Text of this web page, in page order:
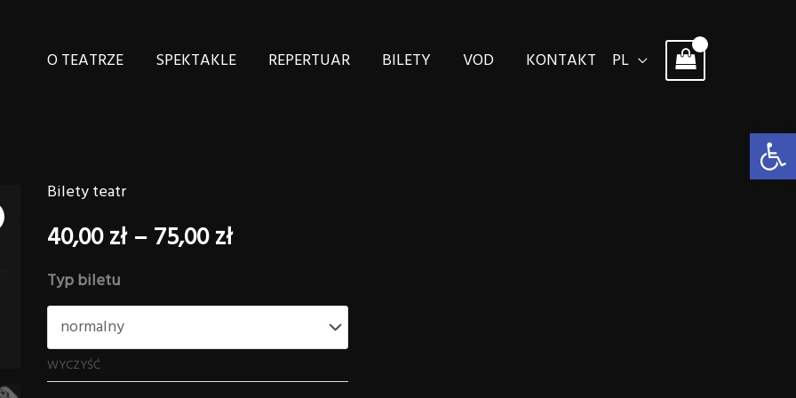
O TEATRZE SPEKTAKLE REPERTUAR BILETY VOD KONTAKT PL
Bilety teatr
40,00zł –75,00zł
40,00 zł
do
Typ biletu
WYCZYŚĆ
ilość
Wierszalin.
o
końcu
świata
30.05